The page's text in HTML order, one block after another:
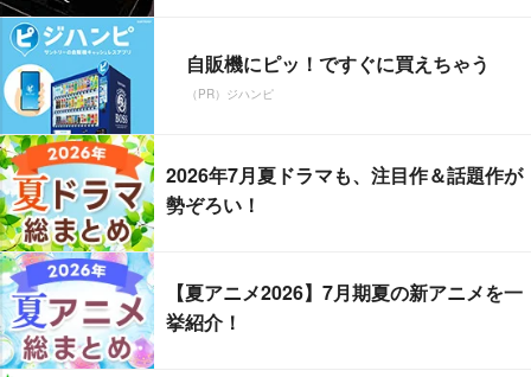
自販機にピッ！ですぐに買えちゃう
（PR）ジハンピ
2026年7月夏ドラマも、注目作＆話題作が
勢ぞろい！
【夏アニメ2026】7月期夏の新アニメを一
挙紹介！